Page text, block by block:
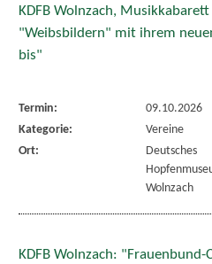
KDFB Wolnzach,
"Weibsbildern" mit ihrem
bis"
Termin:
09.10.2026
Kategorie:
Vereine
Ort:
Deutsches
Wolnzach
KDFB Wolnzach: "Frauenbund-